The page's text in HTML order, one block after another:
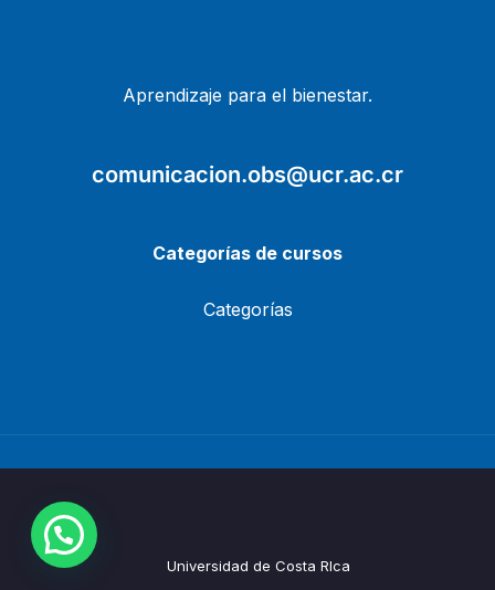
Aprendizaje para el bienestar.
comunicacion.obs@ucr.ac.cr
Categorías de cursos
Categorías
Universidad de Costa RIca